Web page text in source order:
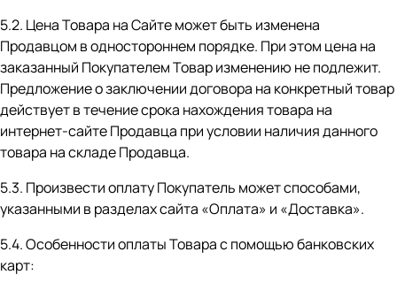
5.2. Цена Товара на Сайте может быть изменена
Продавцом в одностороннем порядке. При этом цена на
заказанный Покупателем Товар изменению не подлежит.
Предложение о заключении договора на конкретный товар
действует в течение срока нахождения товара на
интернет-сайте Продавца при условии наличия данного
товара на складе Продавца.
5.3. Произвести оплату Покупатель может способами,
указанными в разделах сайта «Оплата» и «Доставка».
5.4. Особенности оплаты Товара с помощью банковских
карт: